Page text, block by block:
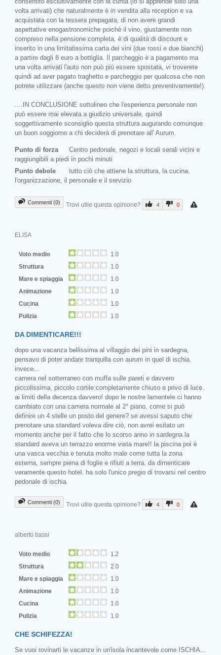
volta arrivati) che naturalmente è in vendita alla reception e va
acquistata con la tessera prepagata, di non avere grandi
aspettative enogastronomiche poichè il vino, giustamente non
compreso nella pensione completa, è di qualità di discount e
inserito in una limitatissima carta dei vini (due rossi e due bianchi)
a partire dagli 8 euro a bottiglia. Il parcheggio è a pagamento ma
una volta arrivati l'auto non può più essere spostata, vi troverete
quindi ad aver pagato traghetto e parcheggio per qualcosa che non
potrete utilizzare (anche questo non viene detto preventivamente!).
....IN CONCLUSIONE sottolineo che l'esperienza personale non
può essere mai elevata a giudizio universale, quindi
soggettivamente sconsiglio questa struttura augurando comunque
un buon soggiorno a chi deciderà di prenotare all' Aurum.
Punto di forza
Centro pedonale, negozi e locali serali vicini e
raggiungibili a piedi in pochi minuti
Punto debole
tutto ciò che attiene la struttura, la cucina,
l'organizzazione, il personale e il servizio
Commenti (0) Trovi utile questa opinione? 4 0
ELISA
Voto medio
1.0
Struttura
1.0
Mare e spiaggia
1.0
Animazione
1.0
Cucina
1.0
Pulizia
1.0
DA DIMENTICARE!!!
dopo una vacanza bellissima al villaggio dei pini in sardegna,
pensavo di poter andare tranquilla con aurum in quel di ischia.
invece...
camera nel sotterraneo con muffa sulle pareti e davvero
piccolissima, piccolo cortile completamente chiuso e privo di luce.
ai limiti della decenza davvero! dopo le nostre lamentele ci hanno
cambiato con una camera normale al 2° piano. come si può
definire un 4 stelle un posto del genere? se avessi saputo che
prenotare una standard voleva dire ciò, non avrei esitato un
momento anche per il fatto che lo scorso anno in sardegna la
standard aveva un terrazzo enorme vista mare!! la piscina poi è
una vasca vecchia e tenuta molto male come tutta la zona
esterna, sempre piena di foglie e rifiuti a terra. da dimenticare
veramente questo hotel. ha solo l'unico pregio di trovarsi nel centro
pedonale di ischia.
Commenti (0) Trovi utile questa opinione? 4 0
alberto bassi
Voto medio
1.2
Struttura
2.0
Mare e spiaggia
1.0
Animazione
1.0
Cucina
1.0
Pulizia
1.0
CHE SCHIFEZZA!
Se vuoi rovinarti le vacanze in un'isola incantevole come ISCHIA...